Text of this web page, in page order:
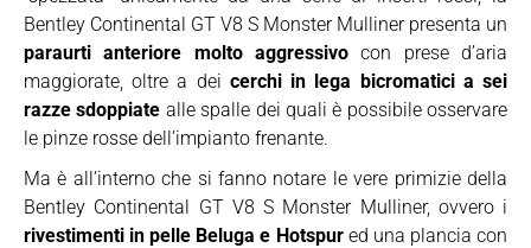
Bentley Continental GT V8 S Monster Mulliner presenta un
paraurti anteriore molto aggressivocon prese d’aria
maggiorate, oltre a dei cerchi in lega bicromatici a sei
razze sdoppiate alle spalle dei quali è possibile osservare
le pinze rosse dell’impianto frenante.
Ma è all’interno che si fanno notare le vere primizie della
Bentley Continental GT V8 S Monster Mulliner, ovvero i
rivestimenti in pelle Beluga e Hotspured una plancia con